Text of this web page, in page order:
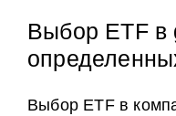
Выбор ETF в
Выбор ETF в